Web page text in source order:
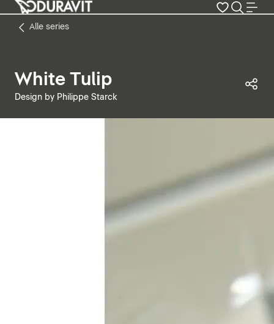
Alle series
White Tulip
Design by Philippe Starck